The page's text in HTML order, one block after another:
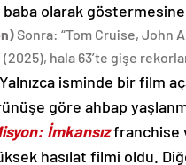
baba olarak
Sonra: “Tom Cruise, John
hala 63’te gişe
isminde bir film
göre ahbap
İmkansızfranchise
hasılat filmi oldu.